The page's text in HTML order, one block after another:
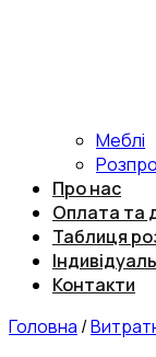
Меблі
Про нас
Оплата та
Таблиця
Контакти
Головна /